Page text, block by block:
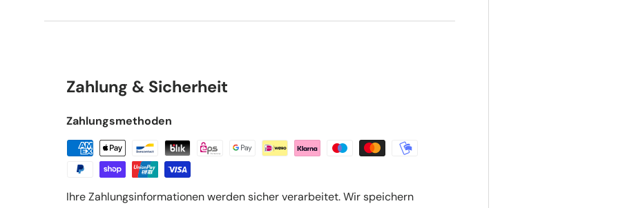
Zahlung & Sicherheit
Zahlungsmethoden
Ihre Zahlungsinformationen werden sicher verarbeitet. Wir speichern